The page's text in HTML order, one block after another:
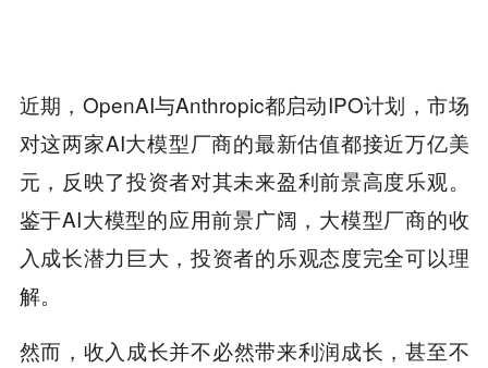
近期，OpenAI与Anthropic都启动IPO计划，市场
对这两家AI大模型厂商的最新估值都接近万亿美
元，反映了投资者对其未来盈利前景高度乐观。
鉴于AI大模型的应用前景广阔，大模型厂商的收
入成长潜力巨大，投资者的乐观态度完全可以理
解。
然而， 收入成长并不必然带来利润成长，甚至不